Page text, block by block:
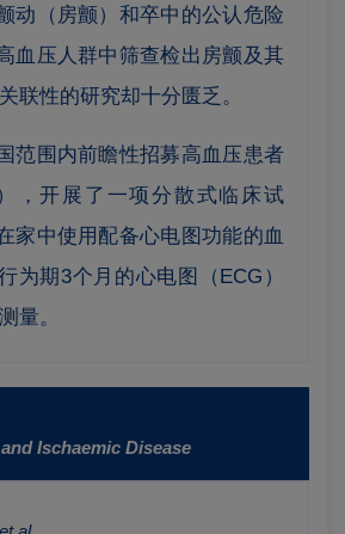
动（房颤）和卒中的公认危险
血压人群中筛查检出房颤及其
联性的研究却十分匮乏。
范围内前瞻性招募高血压患者
，开展了一项分散式临床试
家中使用配备心电图功能的血
为期3个月的心电图（ECG）
量。
Ischaemic Disease